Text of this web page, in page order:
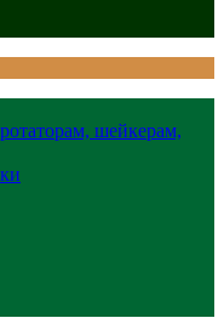
шейкерам,